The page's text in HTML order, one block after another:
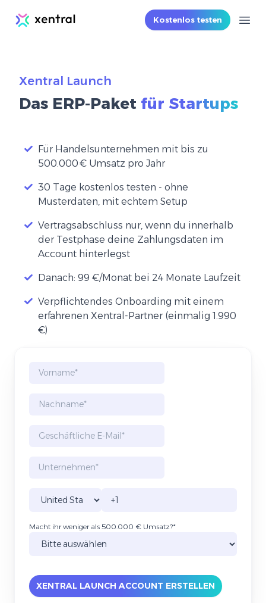
Xentral Kostenlos testen
Xentral Launch
​Das ERP-Paket für Startups
Für Handelsunternehmen mit bis zu
500.000 € Umsatz pro Jahr
30 Tage kostenlos testen - ohne
Musterdaten, mit echtem Setup
Vertragsabschluss nur, wenn du innerhalb
der Testphase deine Zahlungsdaten im
Account hinterlegst
Danach: 99 €/Monat bei 24 Monate Laufzeit
Verpflichtendes Onboarding mit einem
erfahrenen Xentral-Partner (einmalig 1.990
€)
Macht ihr weniger als 500.000 € Umsatz?*